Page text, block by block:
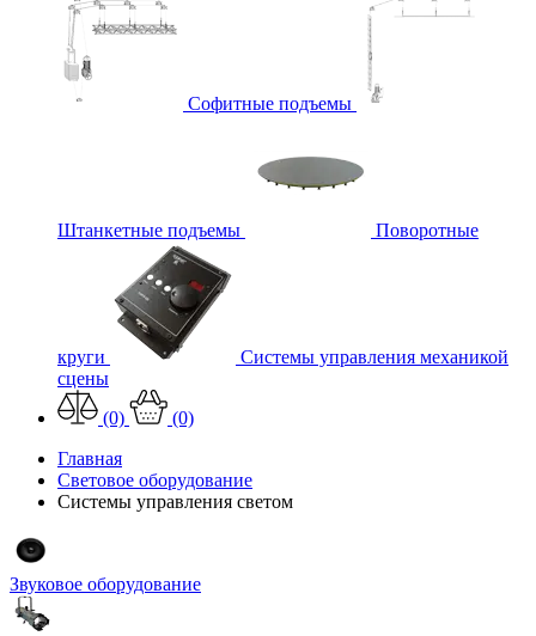
Софитные подъемы
Штанкетные подъемы Поворотные
круги
Системы управления механикой
сцены
(0)
(0)
Главная
Световое оборудование
Системы управления светом
Звуковое оборудование